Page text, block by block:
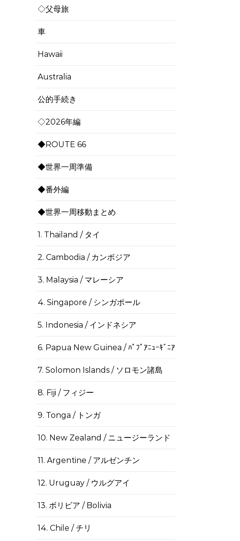
◇父母旅
車
Hawaii
Australia
公的手続き
◇2026年編
◆ROUTE 66
◆世界一周準備
◆番外編
◆世界一周移動まとめ
1. Thailand / タイ
2. Cambodia / カンボジア
3. Malaysia / マレーシア
4. Singapore / シンガポール
5. Indonesia / インドネシア
6. Papua New Guinea / ﾊﾟﾌﾟｱﾆｭｰｷﾞﾆｱ
7. Solomon Islands / ソロモン諸島
8. Fiji / フィジー
9. Tonga / トンガ
10. New Zealand / ニュージーランド
11. Argentine / アルゼンチン
12. Uruguay / ウルグアイ
13. ボリビア / Bolivia
14. Chile / チリ